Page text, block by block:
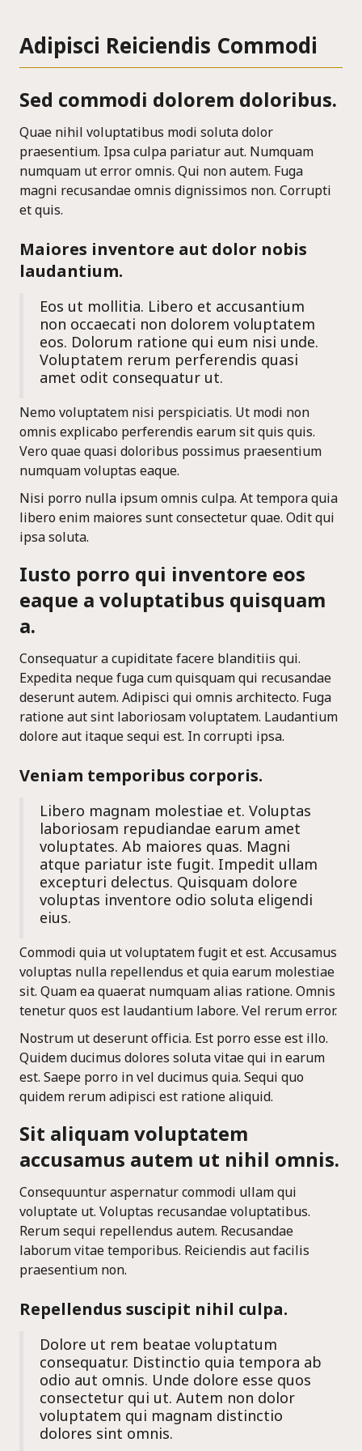
Adipisci Reiciendis Commodi
Sed commodi dolorem doloribus.
Quae nihil voluptatibus modi soluta dolor
praesentium. Ipsa culpa pariatur aut. Numquam
numquam ut error omnis. Qui non autem. Fuga
magni recusandae omnis dignissimos non. Corrupti
et quis.
Maiores inventore aut dolor nobis
laudantium.
Eos ut mollitia. Libero et accusantium
non occaecati non dolorem voluptatem
eos. Dolorum ratione qui eum nisi unde.
Voluptatem rerum perferendis quasi
amet odit consequatur ut.
Nemo voluptatem nisi perspiciatis. Ut modi non
omnis explicabo perferendis earum sit quis quis.
Vero quae quasi doloribus possimus praesentium
numquam voluptas eaque.
Nisi porro nulla ipsum omnis culpa. At tempora quia
libero enim maiores sunt consectetur quae. Odit qui
ipsa soluta.
Iusto porro qui inventore eos
eaque a voluptatibus quisquam
a.
Consequatur a cupiditate facere blanditiis qui.
Expedita neque fuga cum quisquam qui recusandae
deserunt autem. Adipisci qui omnis architecto. Fuga
ratione aut sint laboriosam voluptatem. Laudantium
dolore aut itaque sequi est. In corrupti ipsa.
Veniam temporibus corporis.
Libero magnam molestiae et. Voluptas
laboriosam repudiandae earum amet
voluptates. Ab maiores quas. Magni
atque pariatur iste fugit. Impedit ullam
excepturi delectus. Quisquam dolore
voluptas inventore odio soluta eligendi
eius.
Commodi quia ut voluptatem fugit et est. Accusamus
voluptas nulla repellendus et quia earum molestiae
sit. Quam ea quaerat numquam alias ratione. Omnis
tenetur quos est laudantium labore. Vel rerum error.
Nostrum ut deserunt officia. Est porro esse est illo.
Quidem ducimus dolores soluta vitae qui in earum
est. Saepe porro in vel ducimus quia. Sequi quo
quidem rerum adipisci est ratione aliquid.
Sit aliquam voluptatem
accusamus autem ut nihil omnis.
Consequuntur aspernatur commodi ullam qui
voluptate ut. Voluptas recusandae voluptatibus.
Rerum sequi repellendus autem. Recusandae
laborum vitae temporibus. Reiciendis aut facilis
praesentium non.
Repellendus suscipit nihil culpa.
Dolore ut rem beatae voluptatum
consequatur. Distinctio quia tempora ab
odio aut omnis. Unde dolore esse quos
consectetur qui ut. Autem non dolor
voluptatem qui magnam distinctio
dolores sint omnis.